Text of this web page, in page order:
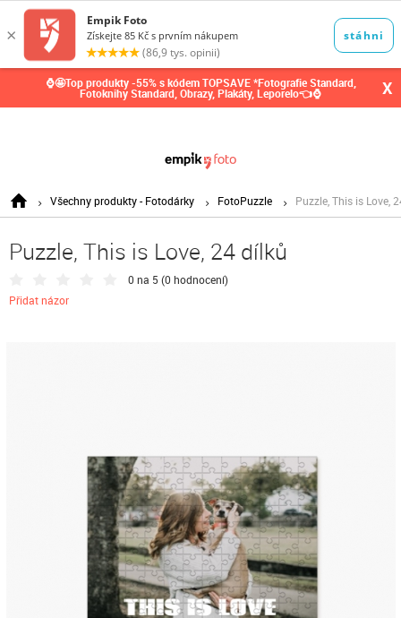
⌚🤩Top produkty -55% s kódem TOPSAVE *Fotografie Standard,
Fotoknihy Standard, Obrazy, Plakáty, Leporelo👈⌚ X
Všechny produkty - Fotodárky FotoPuzzle Puzzle, This is Love,
Puzzle, This is Love, 24 dílků
0 na 5 (0 hodnocení)
Přidat názor